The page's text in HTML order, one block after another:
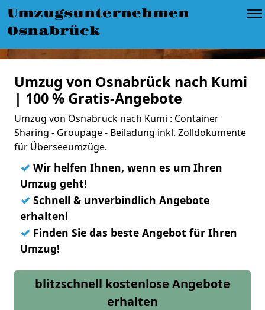
Umzugsunternehmen
Osnabrück
Umzug von Osnabrück nach Kumi
| 100 % Gratis-Angebote
Umzug von Osnabrück nach Kumi : Container
Sharing - Groupage - Beiladung inkl. Zolldokumente
für Überseeumzüge.
✓ Wir helfen Ihnen, wenn es um Ihren
Umzug geht!
✓ Schnell & unverbindlich Angebote
erhalten!
✓ Finden Sie das beste Angebot für Ihren
Umzug!
blitzschnell kostenlose Angebote
erhalten